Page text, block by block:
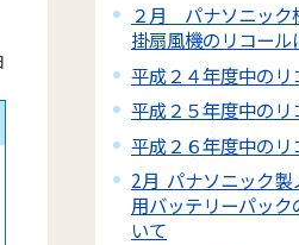
２月 パナソニッ
掛扇風機のリコール
平成２４年度中のリ
平成２５年度中のリ
平成２６年度中のリ
2月 パナソニック製
用バッテリーパック
いて